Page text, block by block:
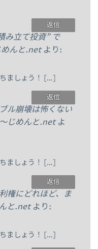
返信
み立て投資” で
めんと.net より:
ましょう！ […]
返信
ル崩壊は怖くない
じめんと.net よ
ましょう！ […]
返信
権にどれほど、ま
と.net より:
ましょう！ […]